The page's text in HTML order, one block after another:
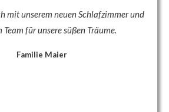
mit unserem neuen Schlafzimmer und
Team für unsere süßen Träume.
Familie Maier